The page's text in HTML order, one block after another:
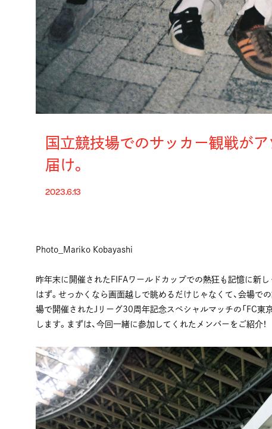
国立競技場でのサッカー観戦が
届け。
2023.6.13
Photo_Mariko Kobayashi
昨年末に開催されたFIFAワールドカップでの熱狂も記憶に新
はず。せっかくなら画面越しで眺めるだけじゃなくて、会場で
場で開催されたJリーグ30周年記念スペシャルマッチの「FC東
します。まずは、今回一緒に参加してくれたメンバーをご紹介！